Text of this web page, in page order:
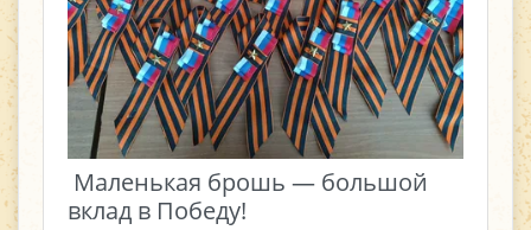
​ Маленькая брошь — большой
вклад в Победу! ​